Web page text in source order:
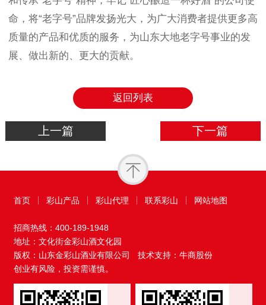
命，将“老字号”品牌发扬光大，为广大消费者提供更多高
质量的产品和优质的服务，为山东大地老字号事业的发
展、做出新的、更大的贡献。
返回列表
上一篇 下一篇
首页 彩山产品 彩山代理 联系彩山 网站地图
招商热线： 400-189-1948
地址：文化街金彩山酒文化园
版权：山东金彩山酒业有限公司
技术支持：牛商股份
创业有风险，投资需谨慎。